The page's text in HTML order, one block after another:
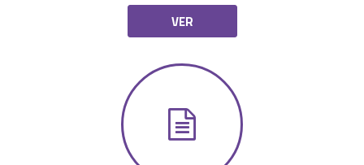
VER